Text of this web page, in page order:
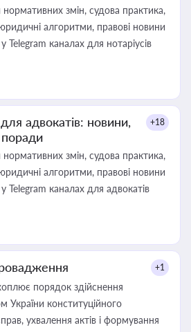
змін, судова практика,
алгоритми, правові новини
каналах для нотаріусів
адвокатів: новини,
поради
+18
змін, судова практика,
алгоритми, правові новини
каналах для адвокатів
+1
порядок здійснення
України конституційного
ухвалення актів і формування